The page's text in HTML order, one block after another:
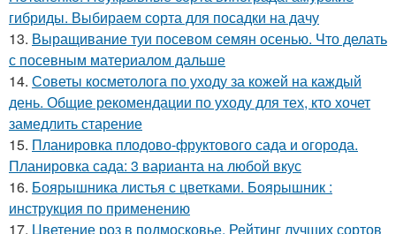
гибриды. Выбираем сорта для посадки на дачу
13. Выращивание туи посевом семян осенью. Что делать
с посевным материалом дальше
14. Советы косметолога по уходу за кожей на каждый
день. Общие рекомендации по уходу для тех, кто хочет
замедлить старение
15. Планировка плодово-фруктового сада и огорода.
Планировка сада: 3 варианта на любой вкус
16. Боярышника листья с цветками. Боярышник :
инструкция по применению
17. Цветение роз в подмосковье. Рейтинг лучших сортов